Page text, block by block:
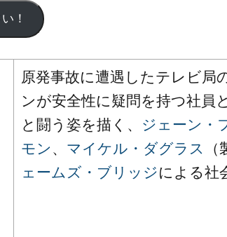
原発事故に遭遇したテレビ局
ンが安全性に疑問を持つ社員
と闘う姿を描く、 ジェーン・
モン 、 マイケル・ダグラス
ェームズ・ブリッジによる社